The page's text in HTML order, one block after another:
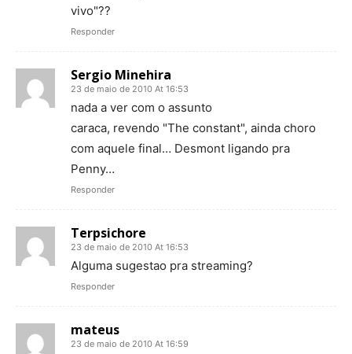
vivo"??
Responder
Sergio Minehira
23 de maio de 2010 At 16:53
nada a ver com o assunto
caraca, revendo "The constant", ainda choro
com aquele final… Desmont ligando pra
Penny…
Responder
Terpsichore
23 de maio de 2010 At 16:53
Alguma sugestao pra streaming?
Responder
mateus
23 de maio de 2010 At 16:59